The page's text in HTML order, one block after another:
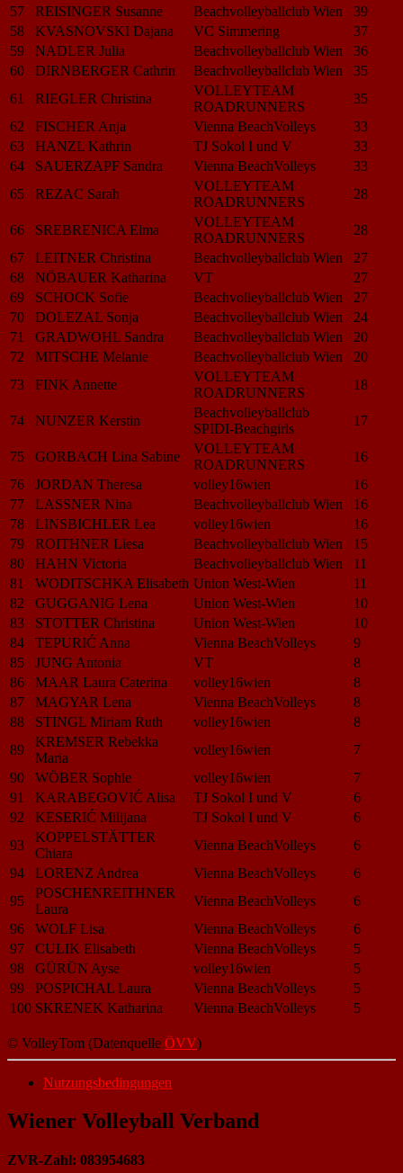
57
REISINGER Susanne Beachvolleyballclub Wien
39
58
KVASNOVSKI Dajana VC Simmering
37
59
NADLER Julia Beachvolleyballclub Wien
36
60
DIRNBERGER Cathrin Beachvolleyballclub Wien
35
61
RIEGLER Christina
VOLLEYTEAM
ROADRUNNERS
35
62
FISCHER Anja Vienna BeachVolleys
33
63
HANZL Kathrin TJ Sokol I und V
33
64
SAUERZAPF Sandra Vienna BeachVolleys
33
65
REZAC Sarah
VOLLEYTEAM
ROADRUNNERS
28
66 SREBRENICA Elma
VOLLEYTEAM
ROADRUNNERS
28
67
LEITNER Christina Beachvolleyballclub Wien
27
68
NÖBAUER Katharina VT
27
69
SCHOCK Sofie Beachvolleyballclub Wien
27
70
DOLEZAL Sonja Beachvolleyballclub Wien
24
71
GRADWOHL Sandra Beachvolleyballclub Wien
20
72
MITSCHE Melanie Beachvolleyballclub Wien
20
73
FINK Annette
VOLLEYTEAM
ROADRUNNERS
18
74 NUNZER Kerstin
Beachvolleyballclub
SPIDI-Beachgirls
17
75 GORBACH Lina Sabine
VOLLEYTEAM
ROADRUNNERS
16
76
JORDAN Theresa volley16wien
16
77
LASSNER Nina Beachvolleyballclub Wien
16
78
LINSBICHLER Lea volley16wien
16
79
ROITHNER Liesa Beachvolleyballclub Wien
15
80
HAHN Victoria Beachvolleyballclub Wien
11
81
WODITSCHKA Elisabeth Union West-Wien
11
82
GUGGANIG Lena Union West-Wien
10
83
STOTTER Christina Union West-Wien
10
84
TEPURIĆ Anna Vienna BeachVolleys
9
85
JUNG Antonia VT
8
86
MAAR Laura Caterina volley16wien
8
87
MAGYAR Lena Vienna BeachVolleys
8
88
STINGL Miriam Ruth volley16wien
8
89
KREMSER Rebekka
Maria
volley16wien
7
90
WÖBER Sophie volley16wien
7
91
KARABEGOVIĆ Alisa TJ Sokol I und V
6
92
KESERIĆ Milijana TJ Sokol I und V
6
93
KOPPELSTÄTTER
Chiara
Vienna BeachVolleys
6
94
LORENZ Andrea Vienna BeachVolleys
6
95
POSCHENREITHNER
Laura
Vienna BeachVolleys
6
96
WOLF Lisa Vienna BeachVolleys
6
97
CULIK Elisabeth Vienna BeachVolleys
5
98
GÜRÜN Ayse volley16wien
5
99
POSPICHAL Laura Vienna BeachVolleys
5
100 SKRENEK Katharina Vienna BeachVolleys 5
© VolleyTom (Datenquelle ÖVV)
Nutzungsbedingungen
Wiener Volleyball Verband
ZVR-Zahl: 083954683